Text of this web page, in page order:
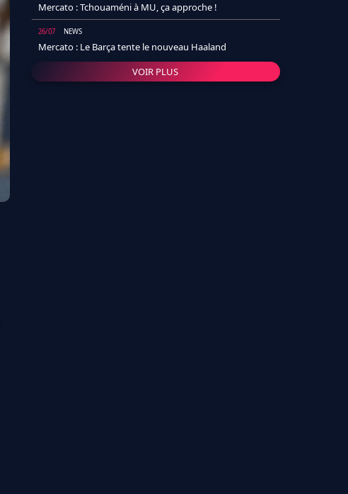
Mercato : Tchouaméni à MU, ça approche !
26/07 NEWS
Mercato : Le Barça tente le nouveau Haaland
VOIR PLUS